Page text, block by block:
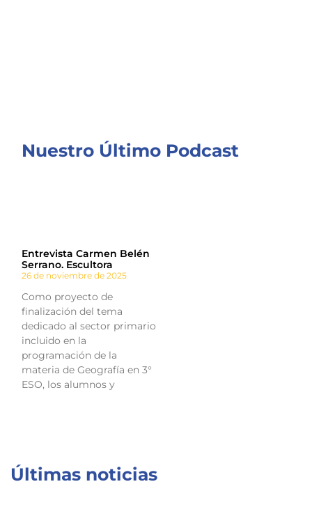
Nuestro Último Podcast
Entrevista Carmen Belén
Serrano. Escultora
26 de noviembre de 2025
Como proyecto de
finalización del tema
dedicado al sector primario
incluido en la
programación de la
materia de Geografía en 3°
ESO, los alumnos y
Últimas noticias